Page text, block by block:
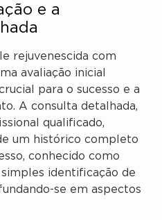
e a
rejuvenescida com
avaliação inicial
para o sucesso e a
A consulta detalhada,
qualificado,
um histórico completo
conhecido como
identificação de
se em aspectos